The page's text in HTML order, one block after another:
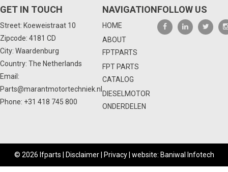
GET IN TOUCH
Street: Koeweistraat 10
Zipcode: 4181 CD
City: Waardenburg
Country: The Netherlands
Email:
Parts@marantmotortechniek.nl
Phone: +31 418 745 800
NAVIGATION
HOME
ABOUT
FPTPARTS
FPT PARTS
CATALOG
DIESELMOTOR
ONDERDELEN
FOLLOW US
© 2026 Ifparts | Disclaimer| Privacy| website: Baniwal Infotech